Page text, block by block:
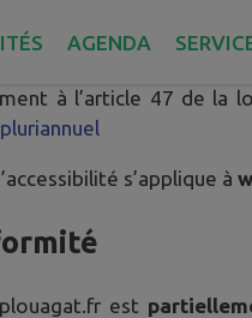
Pied de page
AGENDA
à l’article 47 de
s’applique à
est